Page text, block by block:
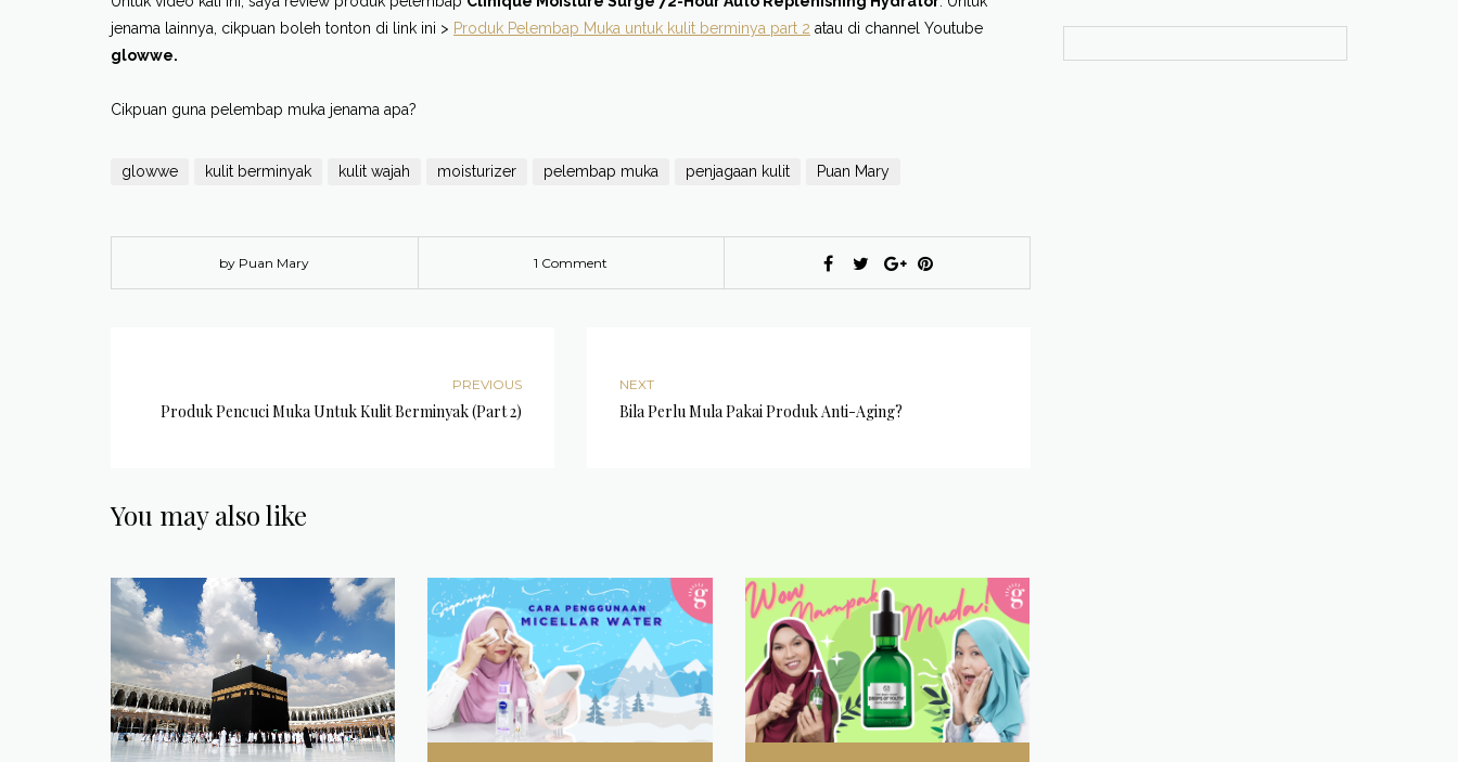
jenama lainnya, cikpuan boleh tonton di link ini > Produk Pelembap Muka untuk kulit berminya part 2 atau di channel Youtube
glowwe.
Cikpuan guna pelembap muka jenama apa?
glowwe kulit berminyak kulit wajah moisturizer pelembap muka penjagaan kulit Puan Mary
by Puan Mary 1 Comment
PREVIOUS
Produk Pencuci Muka Untuk Kulit Berminyak (Part 2)
NEXT
Bila Perlu Mula Pakai Produk Anti-Aging?
You may also like